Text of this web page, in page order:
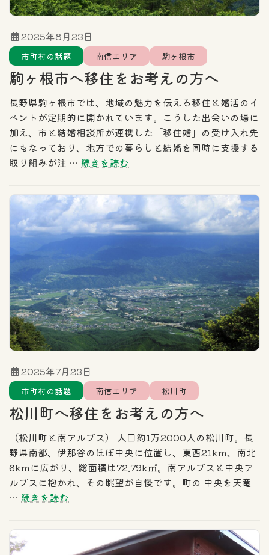
市町村の話題 南信エリア 駒ヶ根市
駒ヶ根市へ移住をお考えの方へ
2025年8月23日
長野県駒ヶ根市では、地域の魅力を伝える移住と婚活のイ
ベントが定期的に開かれています。こうした出会いの場に
加え、市と結婚相談所が連携した「移住婚」の受け入れ先
にもなっており、地方での暮らしと結婚を同時に支援する
取り組みが注 … 続きを読む
市町村の話題 南信エリア 松川町
松川町へ移住をお考えの方へ
2025年7月23日
（松川町と南アルプス） 人口約1万2000人の松川町。長
野県南部、伊那谷のほぼ中央に位置し、東西21km、南北
6kmに広がり、総面積は72.79k㎡。南アルプスと中央ア
ルプスに抱かれ、その眺望が自慢です。町の 中央を天竜
… 続きを読む